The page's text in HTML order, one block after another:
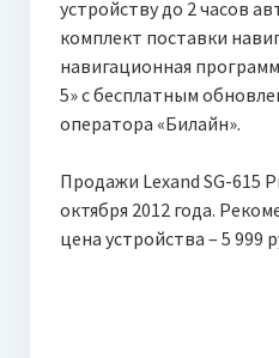
устройству до 2 часов
комплект поставки
навигационная
5» с бесплатным
оператора «Билайн».
Продажи Lexand SG-615
октября 2012 года.
цена устройства – 5 999